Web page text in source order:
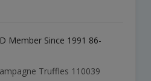
Member Since 1991 86-
Truffles 110039